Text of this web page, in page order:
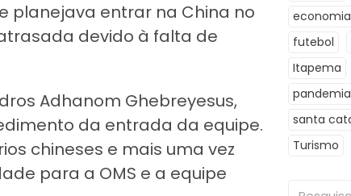
planejava entrar na China no
devido à falta de
Adhanom Ghebreyesus,
da entrada da equipe.
chineses e mais uma vez
para a OMS e a equipe
economia
futebol
Itapema
pandemia
santa
Turismo